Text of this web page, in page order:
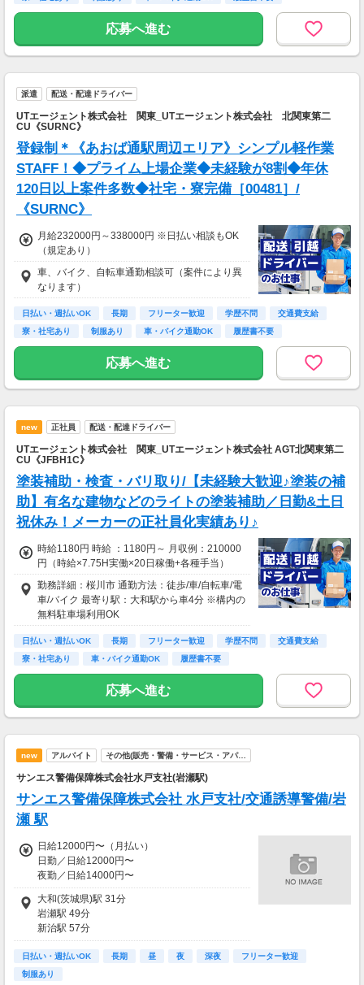
応募へ進む
派遣 配送・配達ドライバー
UTエージェント株式会社 関東_UTエージェント株式会社 北関東第二
CU《SURNC》
登録制＊《あおば通駅周辺エリア》シンプル軽作業
STAFF！◆プライム上場企業◆未経験が8割◆年休
120日以上案件多数◆社宅・寮完備［00481］/
《SURNC》
月給232000円～338000円 ※日払い相談もOK
（規定あり）
車、バイク、自転車通勤相談可（案件により異
なります）
日払い・週払いOK 長期 フリーター歓迎 学歴不問
交通費支給
寮・社宅あり
制服あり 車・バイク通勤OK 履歴書不要
応募へ進む
new 正社員 配送・配達ドライバー
UTエージェント株式会社 関東_UTエージェント株式会社 AGT北関東第二
CU《JFBH1C》
塗装補助・検査・バリ取り/【未経験大歓迎♪塗装の補
助】有名な建物などのライトの塗装補助／日勤&土日
祝休み！メーカーの正社員化実績あり♪
時給1180円 時給 ：1180円～ 月収例：210000
円（時給×7.75H実働×20日稼働+各種手当）
勤務詳細：桜川市 通勤方法：徒歩/車/自転車/電
車/バイク 最寄り駅：大和駅から車4分 ※構内の
無料駐車場利用OK
日払い・週払いOK 長期 フリーター歓迎 学歴不問
交通費支給
寮・社宅あり
車・バイク通勤OK 履歴書不要
応募へ進む
new アルバイト その他(販売・警備・サービス・アパ…
サンエス警備保障株式会社水戸支社(岩瀬駅)
サンエス警備保障株式会社 水戸支社/交通誘導警備/岩
瀬 駅
日給12000円〜（月払い）
日勤／日給12000円〜
夜勤／日給14000円〜
※交通費全額支給
▽交通誘導警備業務2級をお持ちの方
日勤／日給12500円〜13500円
＜サンエス警備保障特別給付金＞
大和(茨城県)駅 31分
岩瀬駅 49分
新治駅 57分
羽黒(茨城県)駅 71分
福原駅 113分
日払い・週払いOK 長期 昼 夜 深夜
フリーター歓迎
制服あり